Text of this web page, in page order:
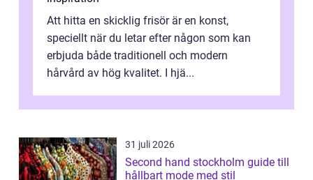
Att hitta en skicklig frisör är en konst,
speciellt när du letar efter någon som kan
erbjuda både traditionell och modern
hårvård av hög kvalitet. I hjä...
31 juli 2026
Second hand stockholm guide till
hållbart mode med stil